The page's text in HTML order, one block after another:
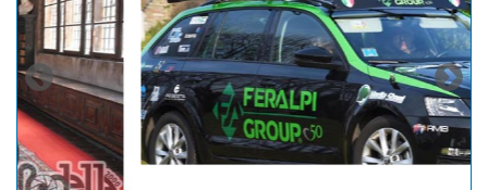
NEWSLETTER